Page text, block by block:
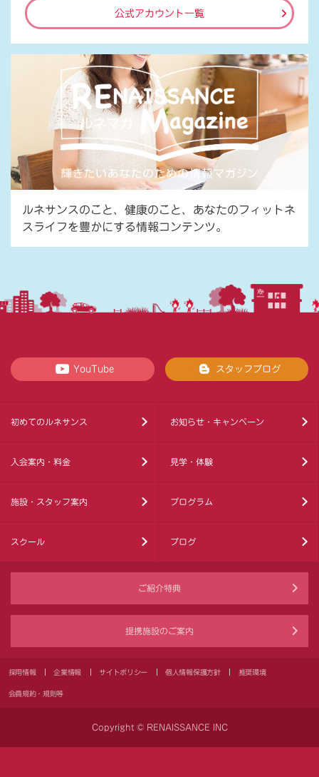
公式アカウント一覧
ルネサンスのこと、健康のこと、あなたのフィットネ
スライフを豊かにする情報コンテンツ。
YouTube スタッフブログ
初めてのルネサンス お知らせ・キャンペーン
入会案内・料金 見学・体験
施設・スタッフ案内 プログラム
スクール ブログ
ご紹介特典
提携施設のご案内
採用情報 企業情報 サイトポリシー 個人情報保護方針 推奨環境
会員規約・規則等
Copyright © RENAISSANCE INC